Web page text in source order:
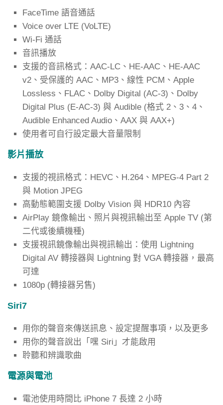
FaceTime 語音通話
Voice over LTE (VoLTE)
Wi‑Fi 通話
音訊播放
支援的音訊格式：AAC-LC、HE-AAC、HE-AAC
v2、受保護的 AAC、MP3、線性 PCM、Apple
Lossless、FLAC、Dolby Digital (AC-3)、Dolby
Digital Plus (E-AC-3) 與 Audible (格式 2、3、4、
Audible Enhanced Audio、AAX 與 AAX+)
使用者可自行設定最大音量限制
影片播放
支援的視訊格式：HEVC、H.264、MPEG-4 Part 2
與 Motion JPEG
高動態範圍支援 Dolby Vision 與 HDR10 內容
AirPlay 鏡像輸出、照片與視訊輸出至 Apple TV (第
二代或後續機種)
支援視訊鏡像輸出與視訊輸出：使用 Lightning
Digital AV 轉接器與 Lightning 對 VGA 轉接器，最高
可達
1080p (轉接器另售)
Siri7
用你的聲音來傳送訊息、設定提醒事項，以及更多
用你的聲音說出「嘿 Siri」才能啟用
聆聽和辨識歌曲
電源與電池
電池使用時間比 iPhone 7 長達 2 小時